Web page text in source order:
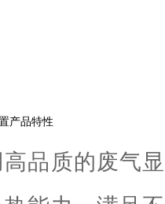
产品特性
高品质的废气